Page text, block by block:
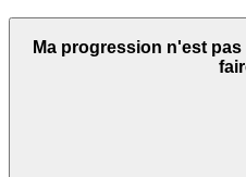
Ma progression n'est